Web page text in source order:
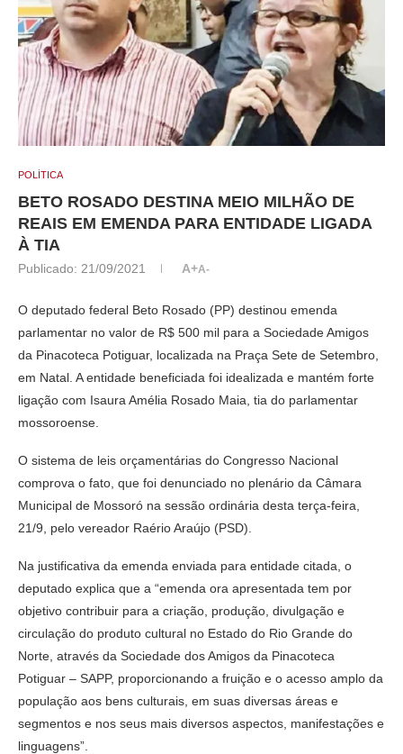
POLÍTICA
BETO ROSADO DESTINA MEIO MILHÃO DE
REAIS EM EMENDA PARA ENTIDADE LIGADA
À TIA
Publicado: 21/09/2021 A+A-
O deputado federal Beto Rosado (PP) destinou emenda
parlamentar no valor de R$ 500 mil para a Sociedade Amigos
da Pinacoteca Potiguar, localizada na Praça Sete de Setembro,
em Natal. A entidade beneficiada foi idealizada e mantém forte
ligação com Isaura Amélia Rosado Maia, tia do parlamentar
mossoroense.
O sistema de leis orçamentárias do Congresso Nacional
comprova o fato, que foi denunciado no plenário da Câmara
Municipal de Mossoró na sessão ordinária desta terça-feira,
21/9, pelo vereador Raério Araújo (PSD).
Na justificativa da emenda enviada para entidade citada, o
deputado explica que a “emenda ora apresentada tem por
objetivo contribuir para a criação, produção, divulgação e
circulação do produto cultural no Estado do Rio Grande do
Norte, através da Sociedade dos Amigos da Pinacoteca
Potiguar – SAPP, proporcionando a fruição e o acesso amplo da
população aos bens culturais, em suas diversas áreas e
segmentos e nos seus mais diversos aspectos, manifestações e
linguagens”.